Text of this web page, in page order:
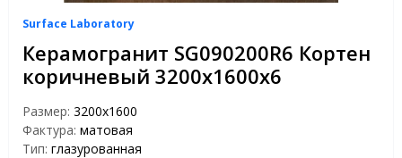
Surface Laboratory
Керамогранит SG090200R6 Кортен
коричневый 3200х1600х6
Размер: 3200x1600
Фактура: матовая
Тип: глазурованная